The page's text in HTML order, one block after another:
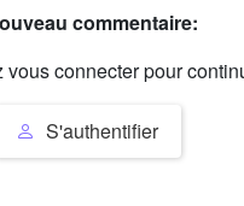
commentaire:
vous connecter pour
S'authentifier